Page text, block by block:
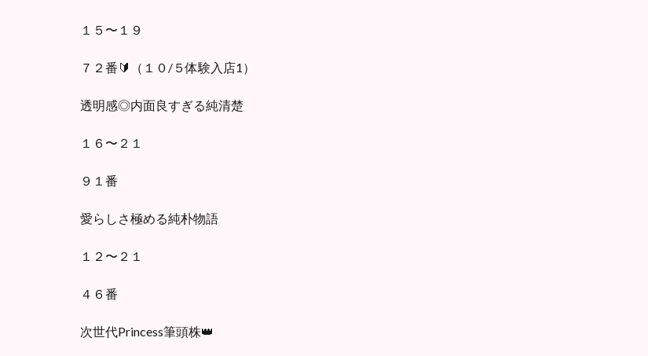
１５〜１９
７２番🔰（１０/５体験入店1）
透明感◎内面良すぎる純清楚
１６〜２１
９１番
愛らしさ極める純朴物語
１２〜２１
４６番
次世代Princess筆頭株👑